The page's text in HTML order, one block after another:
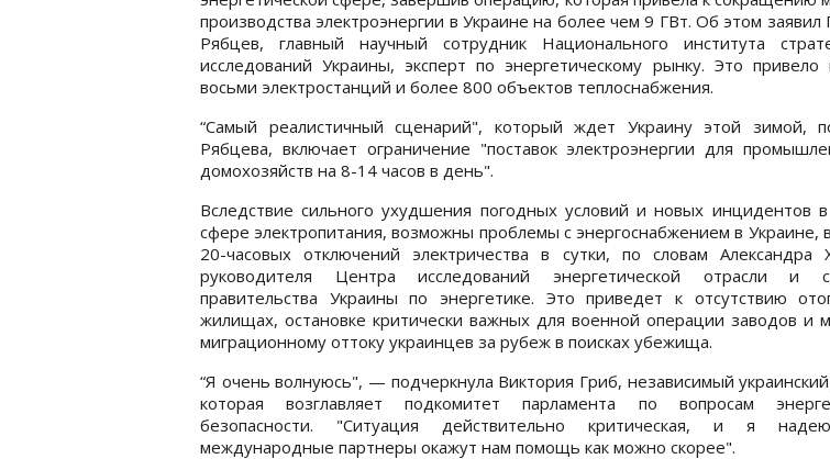
производства электроэнергии в Украине на более чем 9 ГВт. Об этом заявил
Рябцев, главный научный сотрудник Национального института
исследований Украины, эксперт по энергетическому рынку. Это привело
восьми электростанций и более 800 объектов теплоснабжения.
“Самый реалистичный сценарий", который ждет Украину этой зимой,
Рябцева, включает ограничение "поставок электроэнергии для
домохозяйств на 8-14 часов в день".
Вследствие сильного ухудшения погодных условий и новых инцидентов
сфере электропитания, возможны проблемы с энергоснабжением в Украине,
20-часовых отключений электричества в сутки, по словам Александра
руководителя Центра исследований энергетической отрасли и
правительства Украины по энергетике. Это приведет к отсутствию
жилищах, остановке критически важных для военной операции заводов и
миграционному оттоку украинцев за рубеж в поисках убежища.
“Я очень волнуюсь", — подчеркнула Виктория Гриб, независимый
которая возглавляет подкомитет парламента по вопросам
безопасности. "Ситуация действительно критическая, и я
международные партнеры окажут нам помощь как можно скорее".